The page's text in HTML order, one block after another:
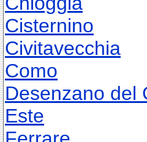
Cisternino
Civitavecchia
Como
Desenzano del
Este